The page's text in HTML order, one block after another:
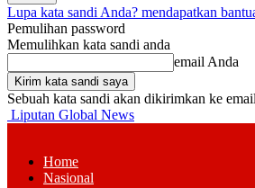
Lupa kata sandi Anda? mendapatkan
Pemulihan password
Memulihkan kata sandi anda
email Anda
Sebuah kata sandi akan dikirimkan ke
Liputan Global News
Home
Nasional